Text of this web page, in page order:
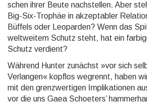
schen ihrer Beute nach­stellen. Aber
Big-Six-Trophäe in akzep­tabler
Büffels oder Leoparden? Wenn das
welt­weitem Schutz steht, hat ein
Schutz verdient?
Während Hunter zunächst »vor sich
Verlangen« kopflos wegrennt, haben
mit den grenz­wertigen Implika­tionen
vor die uns Gaea Schoeters’